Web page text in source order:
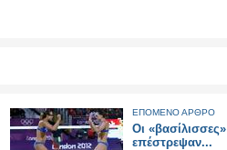
ΕΠΟΜΕΝΟ ΑΡΘΡΟ
Οι «βασίλισσες»
επέστρεψαν...